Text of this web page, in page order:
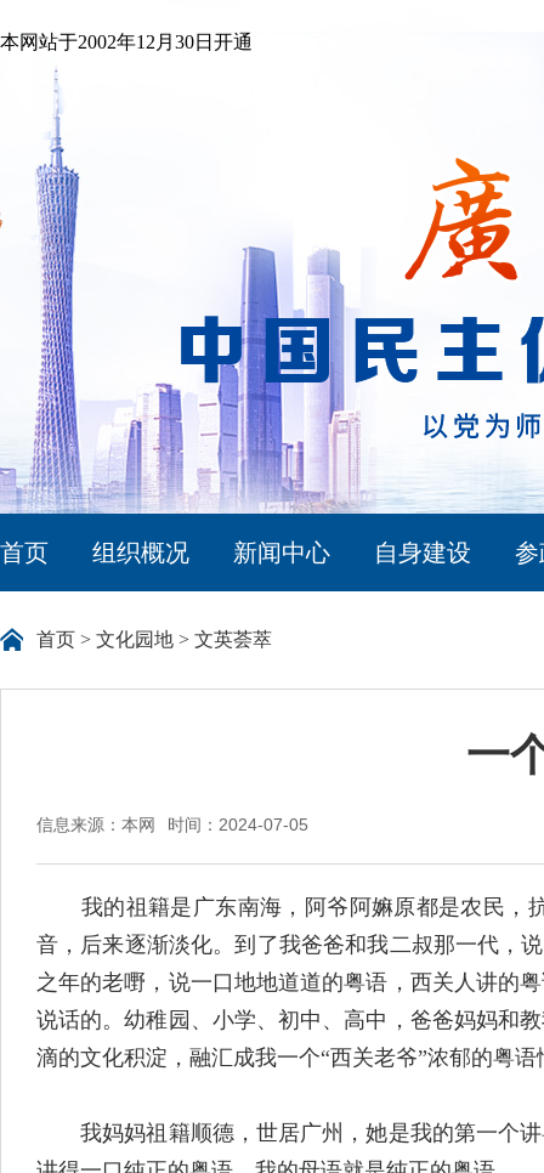
本网站于2002年12月30日开通
首页 组织概况 新闻中心 自身建设 参
首页 > 文化园地 > 文英荟萃
一
信息来源：本网 时间：2024-07-05
我的祖籍是广东南海，阿爷阿嫲原都是农民，
音，后来逐渐淡化。到了我爸爸和我二叔那一代，
之年的老嘢，说一口地地道道的粤语，西关人讲的
说话的。幼稚园、小学、初中、高中，爸爸妈妈和
滴的文化积淀，融汇成我一个“西关老爷”浓郁的粤语
我妈妈祖籍顺德，世居广州，她是我的第一个讲